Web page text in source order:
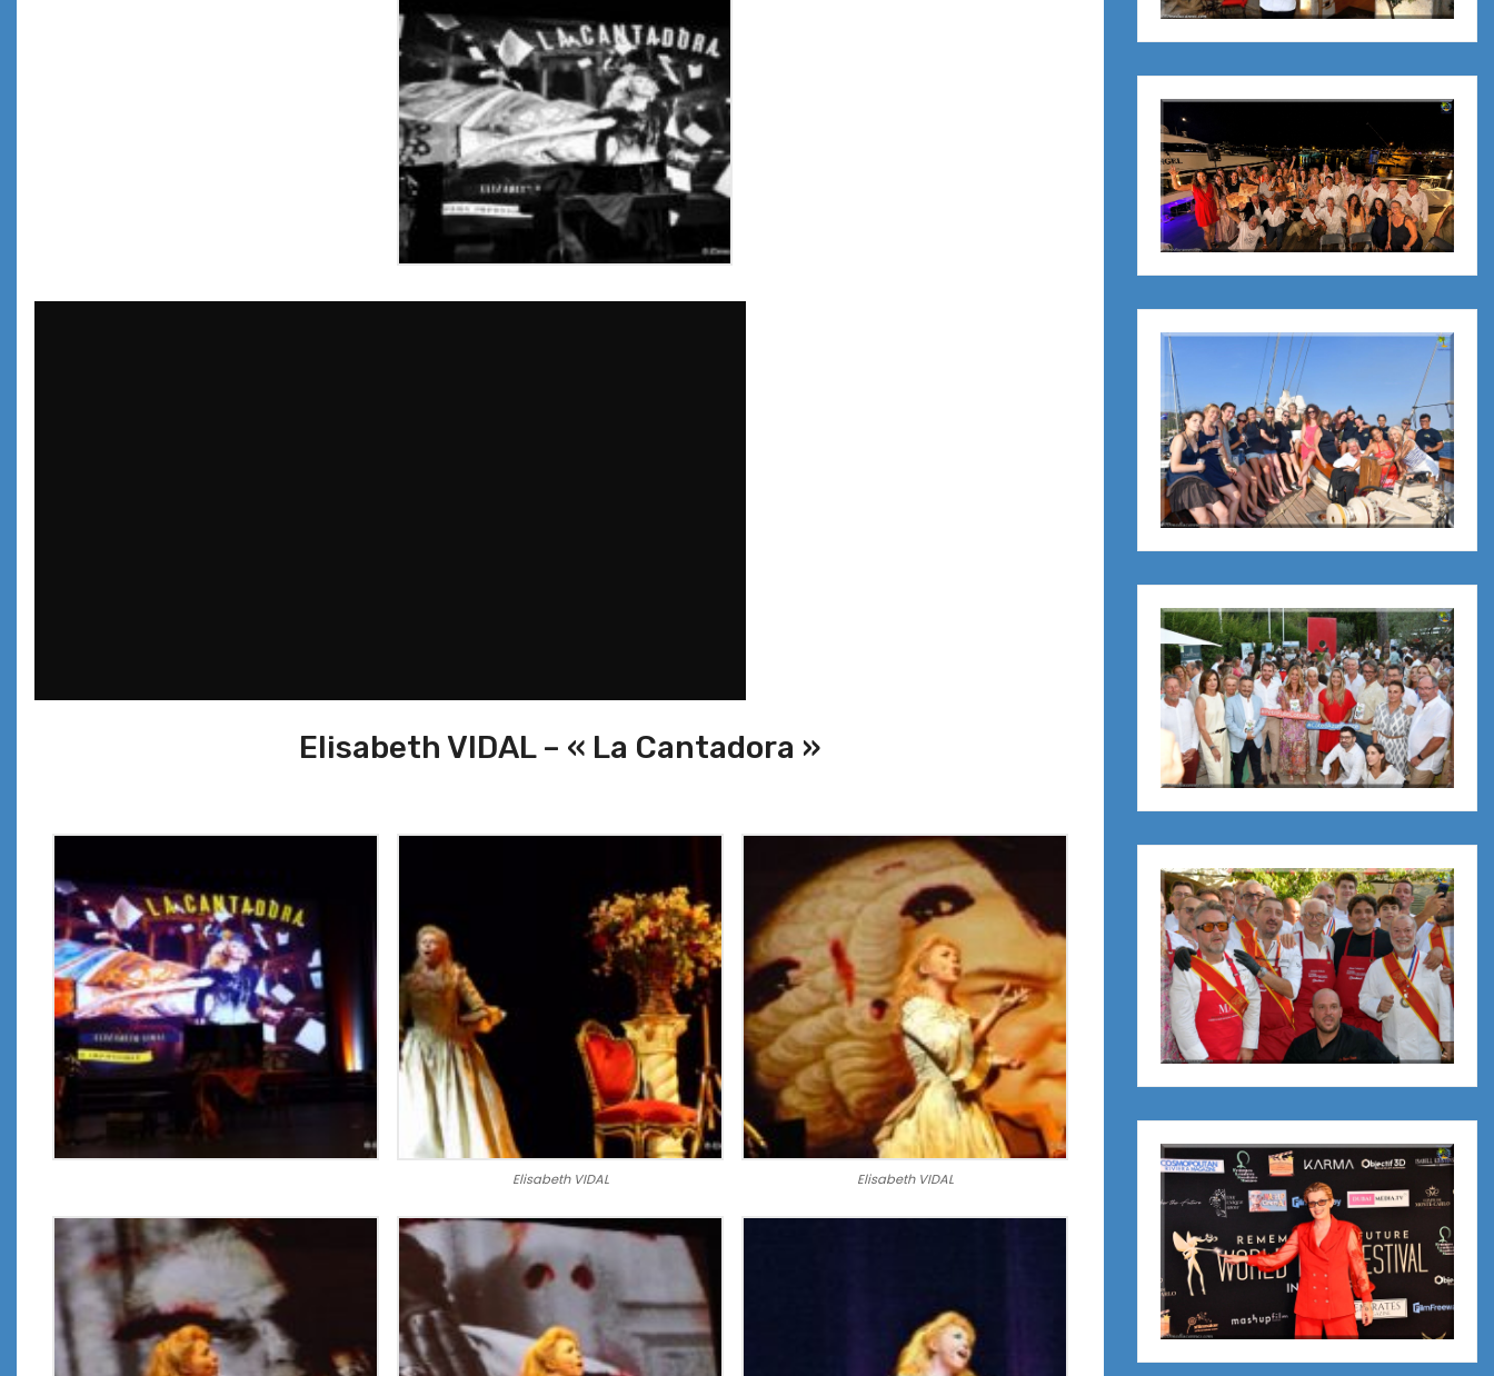
Elisabeth VIDAL – « La Cantadora »
Elisabeth VIDAL Elisabeth VIDAL